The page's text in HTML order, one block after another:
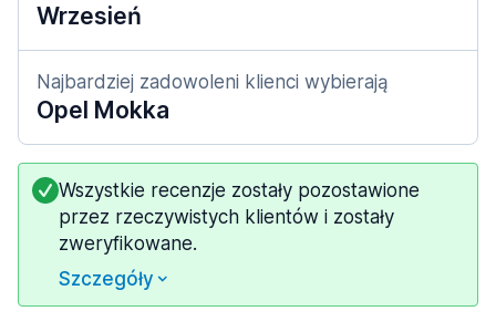
Wrzesień
Najbardziej zadowoleni klienci wybierają
Opel Mokka
Wszystkie recenzje zostały pozostawione
przez rzeczywistych klientów i zostały
zweryfikowane.
Szczegóły